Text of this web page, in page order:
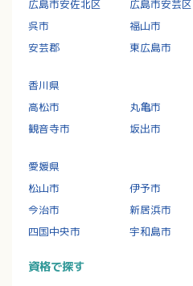
広島市安佐北区 広島市安芸区
呉市
福山市
安芸郡
東広島市
香川県
高松市
丸亀市
観音寺市
坂出市
愛媛県
松山市
伊予市
今治市
新居浜市
四国中央市
宇和島市
資格で探す